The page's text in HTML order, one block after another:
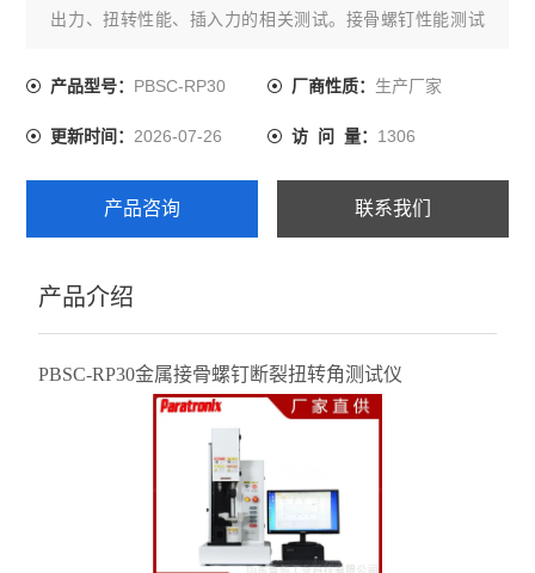
出力、扭转性能、插入力的相关测试。接骨螺钉性能测试
生产企业等单位。
产品型号： PBSC-RP30 厂商性质： 生产厂家
更新时间：2026-07-26 访 问 量： 1306
产品咨询 联系我们
产品介绍
PBSC-RP30金属接骨螺钉断裂扭转角测试仪